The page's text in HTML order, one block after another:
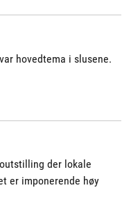
hovedtema i slusene.
der lokale
er imponerende høy